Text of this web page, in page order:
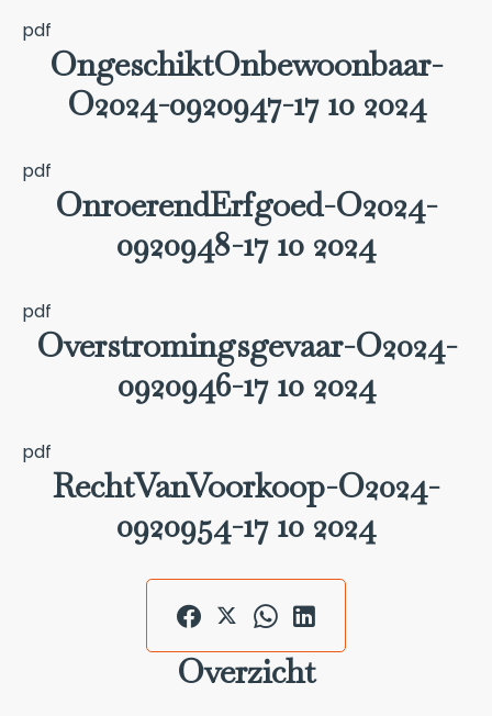
pdf
OngeschiktOnbewoonbaar-
O2024-0920947-17 10 2024
pdf
OnroerendErfgoed-O2024-
0920948-17 10 2024
pdf
Overstromingsgevaar-O2024-
0920946-17 10 2024
pdf
RechtVanVoorkoop-O2024-
0920954-17 10 2024
Overzicht